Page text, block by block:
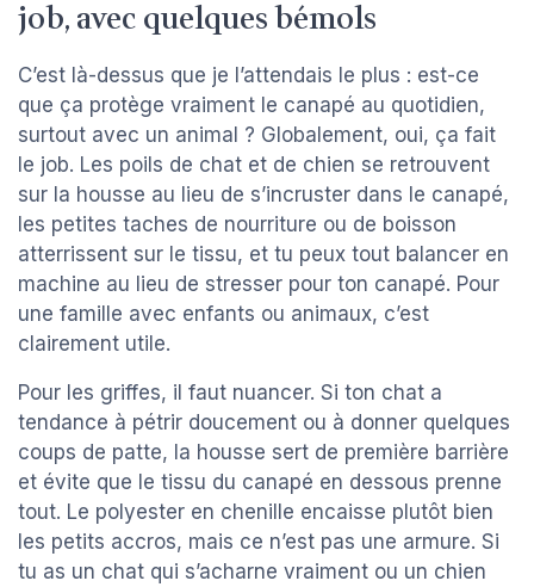
job, avec quelques bémols
C’est là-dessus que je l’attendais le plus : est-ce
que ça protège vraiment le canapé au quotidien,
surtout avec un animal ? Globalement, oui, ça fait
le job. Les poils de chat et de chien se retrouvent
sur la housse au lieu de s’incruster dans le canapé,
les petites taches de nourriture ou de boisson
atterrissent sur le tissu, et tu peux tout balancer en
machine au lieu de stresser pour ton canapé. Pour
une famille avec enfants ou animaux, c’est
clairement utile.
Pour les griffes, il faut nuancer. Si ton chat a
tendance à pétrir doucement ou à donner quelques
coups de patte, la housse sert de première barrière
et évite que le tissu du canapé en dessous prenne
tout. Le polyester en chenille encaisse plutôt bien
les petits accros, mais ce n’est pas une armure. Si
tu as un chat qui s’acharne vraiment ou un chien